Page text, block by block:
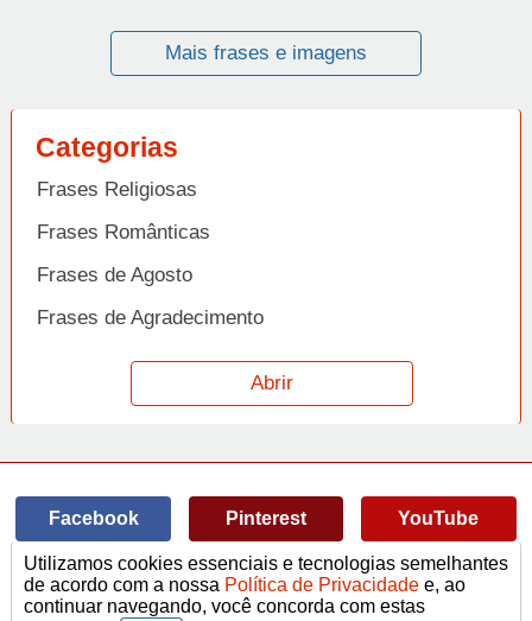
Mais frases e imagens
Categorias
Frases Religiosas
Frases Românticas
Frases de Agosto
Frases de Agradecimento
Frases de Amizade
Frases de Amor
Frases de Arrependimento
Frases de Atitude
Abrir
Facebook Pinterest YouTube
© Copyright 2014-2022A Frase.
Termos de Uso / Privacidade
Frases
Vídeos
Utilizamos cookies essenciais e tecnologias semelhantes
de acordo com a nossa Política de Privacidade e, ao
continuar navegando, você concorda com estas